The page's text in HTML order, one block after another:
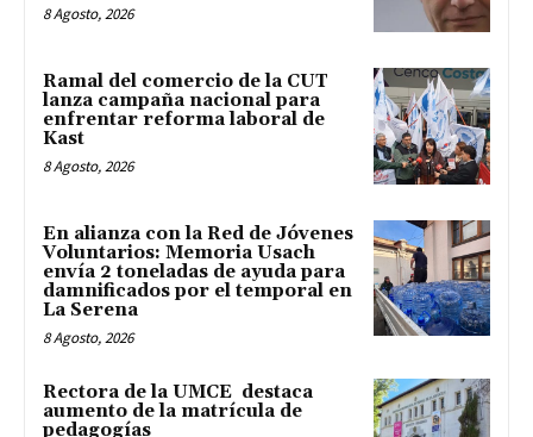
8 Agosto, 2026
Ramal del comercio de la CUT
lanza campaña nacional para
enfrentar reforma laboral de
Kast
8 Agosto, 2026
En alianza con la Red de Jóvenes
Voluntarios: Memoria Usach
envía 2 toneladas de ayuda para
damnificados por el temporal en
La Serena
8 Agosto, 2026
Rectora de la UMCE destaca
aumento de la matrícula de
pedagogías